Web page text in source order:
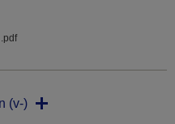
.pdf
(v-)